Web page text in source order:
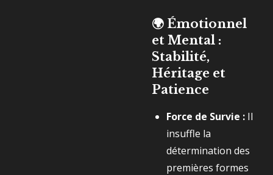
🌍 Émotionnel
et Mental :
Stabilité,
Héritage et
Patience
Force de Survie : Il
insuffle la
détermination des
premières formes